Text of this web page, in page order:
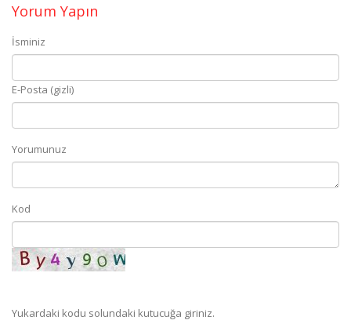
Yorum Yapın
İsminiz
E-Posta (gizli)
Yorumunuz
Kod
Yukardaki kodu solundaki kutucuğa giriniz.